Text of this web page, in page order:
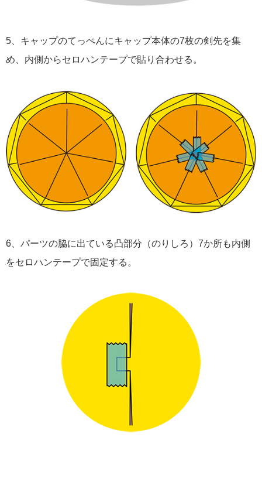
5、キャップのてっぺんにキャップ本体の7枚の剣先を集
め、内側からセロハンテープで貼り合わせる。
6、パーツの脇に出ている凸部分（のりしろ）7か所も内側
をセロハンテープで固定する。